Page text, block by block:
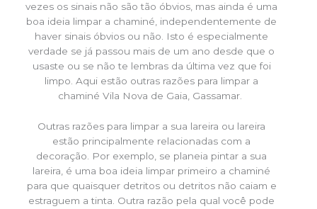
vezes os sinais não são tão óbvios, mas ainda é uma
boa ideia limpar a chaminé, independentemente de
haver sinais óbvios ou não. Isto é especialmente
verdade se já passou mais de um ano desde que o
usaste ou se não te lembras da última vez que foi
limpo. Aqui estão outras razões para limpar a
chaminé Vila Nova de Gaia, Gassamar.
Outras razões para limpar a sua lareira ou lareira
estão principalmente relacionadas com a
decoração. Por exemplo, se planeia pintar a sua
lareira, é uma boa ideia limpar primeiro a chaminé
para que quaisquer detritos ou detritos não caiam e
estraguem a tinta. Outra razão pela qual você pode